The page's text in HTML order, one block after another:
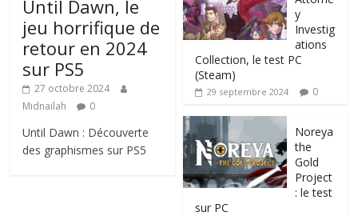
Until Dawn, le
jeu horrifique de
retour en 2024
sur PS5
27 octobre 2024
Midnailah
0
Until Dawn : Découverte
des graphismes sur PS5
y
Investig
ations
Collection, le test PC
(Steam)
29 septembre 2024 0
Noreya
the
Gold
Project
: le test
sur PC